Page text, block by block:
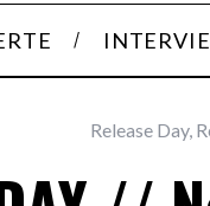
Release Day,